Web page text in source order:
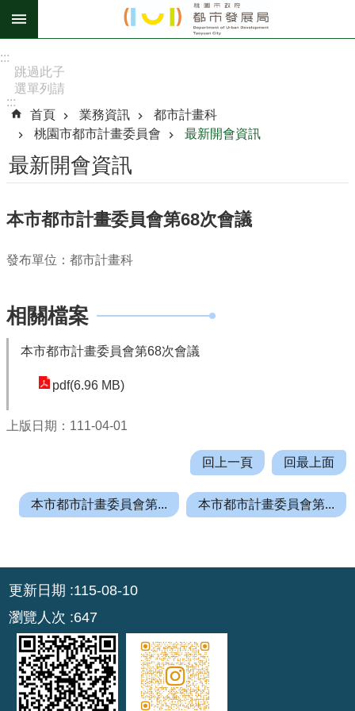
跳到主要內容區塊
階
搜
尋
訊
公
我
訊
務
民
服
務
政
府
資
:::
跳過此子
選單列請
[Enter]，
繼續則按
[Tab]
:::
首頁
業務資訊
都市計畫科
桃園市都市計畫委員會
最新開會資訊
最新開會資訊
本市都市計畫委員會第68次會議
發布單位：都市計畫科
相關檔案
本市都市計畫委員會第68次會議
pdf(6.96 MB)
上版日期：111-04-01
回上一頁 回最上面
本市都市計畫委員會第... 本市都市計畫委員會第...
更新日期
115-08-10
瀏覽人次
647